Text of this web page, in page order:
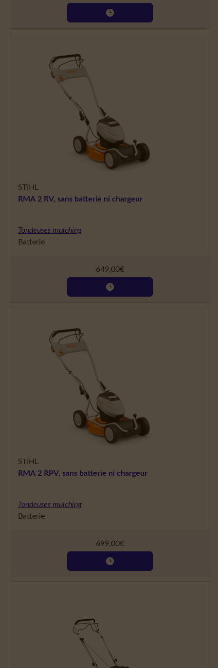
STIHL
RMA 2 RV, sans batterie ni chargeur
Tondeuses mulching
Batterie
649,00€
STIHL
RMA 2 RPV, sans batterie ni chargeur
Tondeuses mulching
Batterie
699,00€